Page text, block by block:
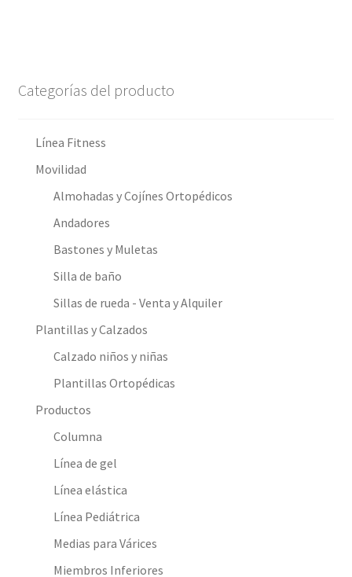
Categorías del producto
Línea Fitness
Movilidad
Almohadas y Cojínes Ortopédicos
Andadores
Bastones y Muletas
Silla de baño
Sillas de rueda - Venta y Alquiler
Plantillas y Calzados
Calzado niños y niñas
Plantillas Ortopédicas
Productos
Columna
Línea de gel
Línea elástica
Línea Pediátrica
Medias para Várices
Miembros Inferiores